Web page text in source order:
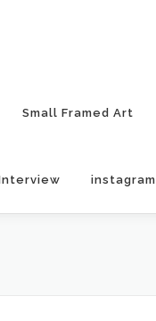
Small Framed Art
instagram